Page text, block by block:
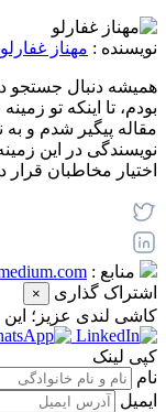
نویسنده : مهناز غفارلو
همیشه دنبال جستجو
بودم، تا اینکه تو
مقاله پیگیر شدم و
نویسندگی در این
اختیار مخاطبان قرار
منابع :
اشتراک گذاری
×
کاشی‌ لندی عزیز؛ این
کپی لینک
نام
ایمیل